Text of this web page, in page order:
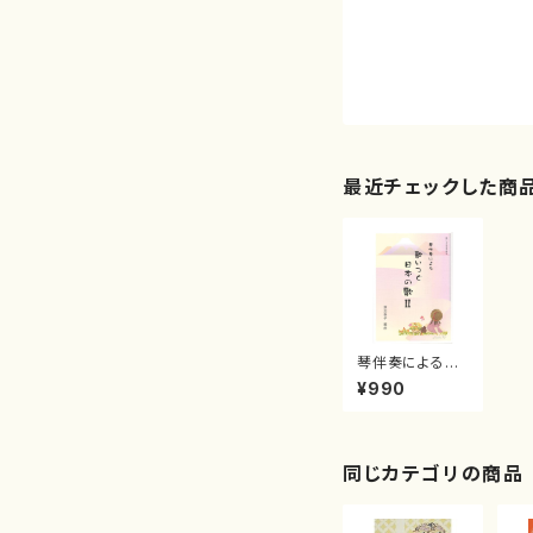
最近チェックした商
琴伴奏による
歌いつぐ日本の
歌２ (/渡辺
¥990
同じカテゴリの商品